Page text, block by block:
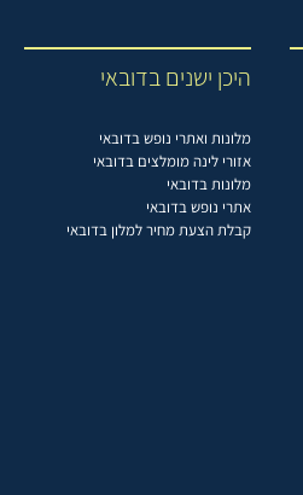
היכן ישנים בדובאי
מלונות ואתרי נופש בדובאי
אזורי לינה מומלצים בדובאי
מלונות בדובאי
אתרי נופש בדובאי
קבלת הצעת מחיר למלון בדובאי